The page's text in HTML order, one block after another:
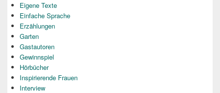
Eigene Texte
Einfache Sprache
Erzählungen
Garten
Gastautoren
Gewinnspiel
Hörbücher
Inspirierende Frauen
Interview